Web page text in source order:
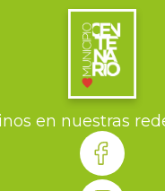
en nuestras